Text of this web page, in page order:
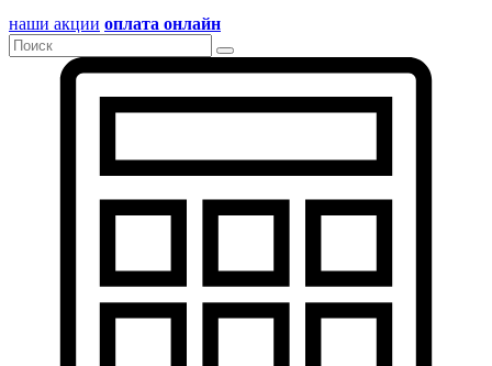
наши акции оплата онлайн